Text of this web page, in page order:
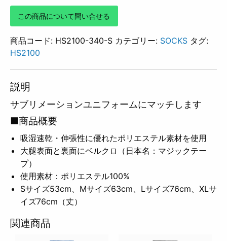
この商品について問い合せる
商品コード: HS2100-340-S カテゴリー: SOCKS タグ:
HS2100
説明
サブリメーションユニフォームにマッチします
■商品概要
吸湿速乾・伸張性に優れたポリエステル素材を使用
大腿表面と裏面にベルクロ（日本名：マジックテー
プ）
使用素材：ポリエステル100%
Sサイズ53cm、Mサイズ63cm、Lサイズ76cm、XLサ
イズ76cm（丈）
関連商品